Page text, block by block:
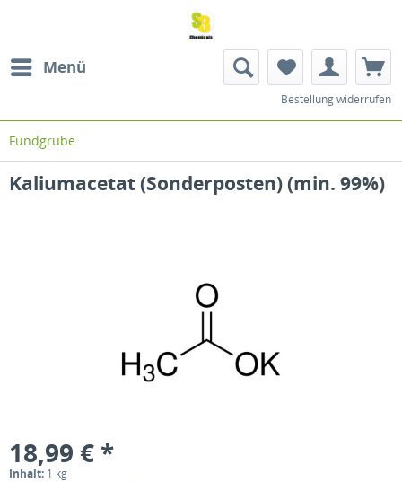
Menü
Bestellung widerrufen
Fundgrube
Kaliumacetat (Sonderposten) (min. 99%)
18,99 € *
Inhalt: 1 kg